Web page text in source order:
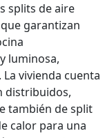
splits de aire
garantizan
luminosa,
vivienda cuenta
distribuidos,
también de split
calor para una